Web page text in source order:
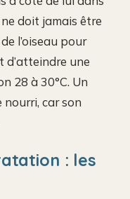
doit jamais être
l’oiseau pour
d’atteindre une
28 à 30°C. Un
car son
: les